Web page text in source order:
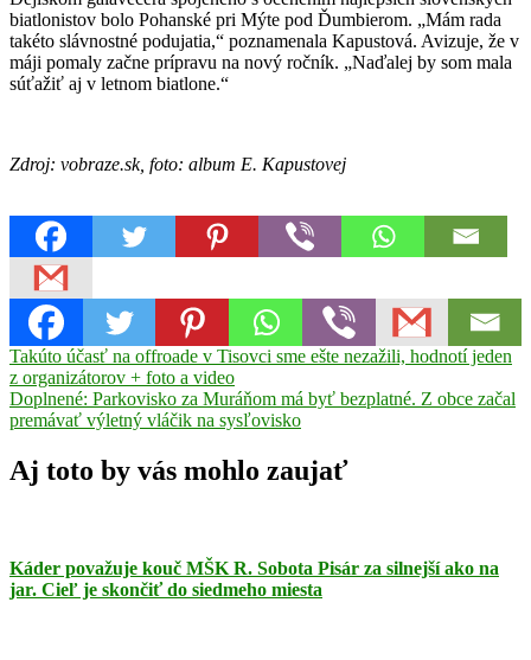
biatlonistov bolo Pohanské pri Mýte pod Ďumbierom. „Mám rada
takéto slávnostné podujatia,“ poznamenala Kapustová. Avizuje, že v
máji pomaly začne prípravu na nový ročník. „Naďalej by som mala
súťažiť aj v letnom biatlone.“
Zdroj: vobraze.sk, foto: album E. Kapustovej
biatlonEma
Kapustovákráľovná
biatlonovou
stopynajlepšia
Navigácia
v
článku
Previous
Post:
Takúto účasť na offroade v Tisovci sme ešte nezažili, hodnotí jeden
z organizátorov + foto a video
Next
Post:
Doplnené: Parkovisko za Muráňom má byť bezplatné. Z obce začal
premávať výletný vláčik na sysľovisko
Aj toto by vás mohlo zaujať
Káder považuje kouč MŠK R. Sobota Pisár za silnejší ako na
jar. Cieľ je skončiť do siedmeho miesta